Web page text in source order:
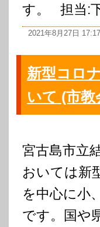
す。 担当:
2021年8月27日 17:17
新型コロ
いて (市教
宮古島市立
おいては新
を中心に小
です。国や